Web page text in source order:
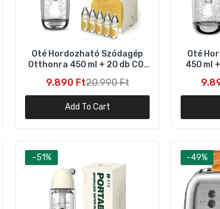
OTE hordozható
szódához
9.890 Ft
20.090 Ft
16.990 Ft
32.990 Ft
Buydeem DT620E
Fokozat, Széles Nyílás
14.890 Ft
32.990 Ft
Oté Hordozható Szódagép
Otthonra 450 ml + 20 db CO₂
9.890 Ft20.990 Ft
Add To Cart
Oté
450 ml
-51% -49%